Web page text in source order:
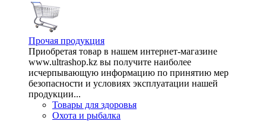
Прочая продукция
Приобретая товар в нашем интернет-магазине
www.ultrashop.kz вы получите наиболее
исчерпывающую информацию по принятию мер
безопасности и условиях эксплуатации нашей
продукции...
Товары для здоровья
Охота и рыбалка